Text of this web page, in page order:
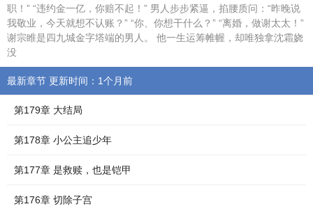
职！” “违约金一亿，你赔不起！” 男人步步紧逼，掐腰质问：“昨晚说
我敬业，今天就想不认账？” “你、你想干什么？” “离婚，做谢太太！”
谢宗睢是四九城金字塔端的男人。 他一生运筹帷幄，却唯独拿沈霜娆
没
最新章节 更新时间：1个月前
第179章 大结局
第178章 小公主追少年
第177章 是救赎，也是铠甲
第176章 切除子宫